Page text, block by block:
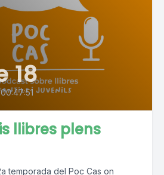
18
00:47:51
llibres plens
temporada del Poc Cas on